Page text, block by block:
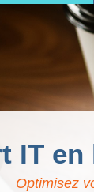
IT
Optimisez